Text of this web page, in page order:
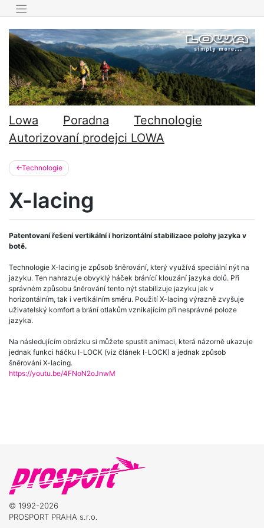
to
Lowa Poradna
Technologie
Autorizovaní prodejci LOWA
Technologie
X-lacing
Patentovaní řešení vertikální i horizontální stabilizace polohy jazyka v
botě.
Technologie X-lacing je způsob šněrování, který využívá speciální nýt na
jazyku. Ten nahrazuje obvyklý háček bránící klouzání jazyka dolů. Při
správném způsobu šněrování tento nýt stabilizuje jazyku jak v
horizontálním, tak i vertikálním směru. Použití X-lacing výrazně zvyšuje
uživatelský komfort a brání otlakům vznikajícím při nesprávné poloze
jazyka.
Na následujícím obrázku si můžete spustit animaci, která názorně ukazuje
jednak funkci háčku I-LOCK (viz článek I-LOCK) a jednak způsob
šněrování X-lacing.
https://youtu.be/4FNoN2oJnwM
© 1992-2026
PROSPORT PRAHA s.r.o.